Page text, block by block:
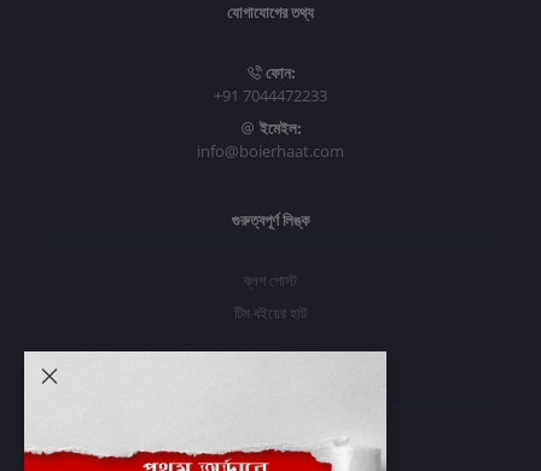
যোগাযোগের তথ্য
ফোন:
+91 7044472233
ইমেইল:
info@boierhaat.com
গুরুত্বপূর্ণ লিঙ্ক
ব্লগ পোস্ট
টিম বইয়ের হাট
প্রবেশ করুন